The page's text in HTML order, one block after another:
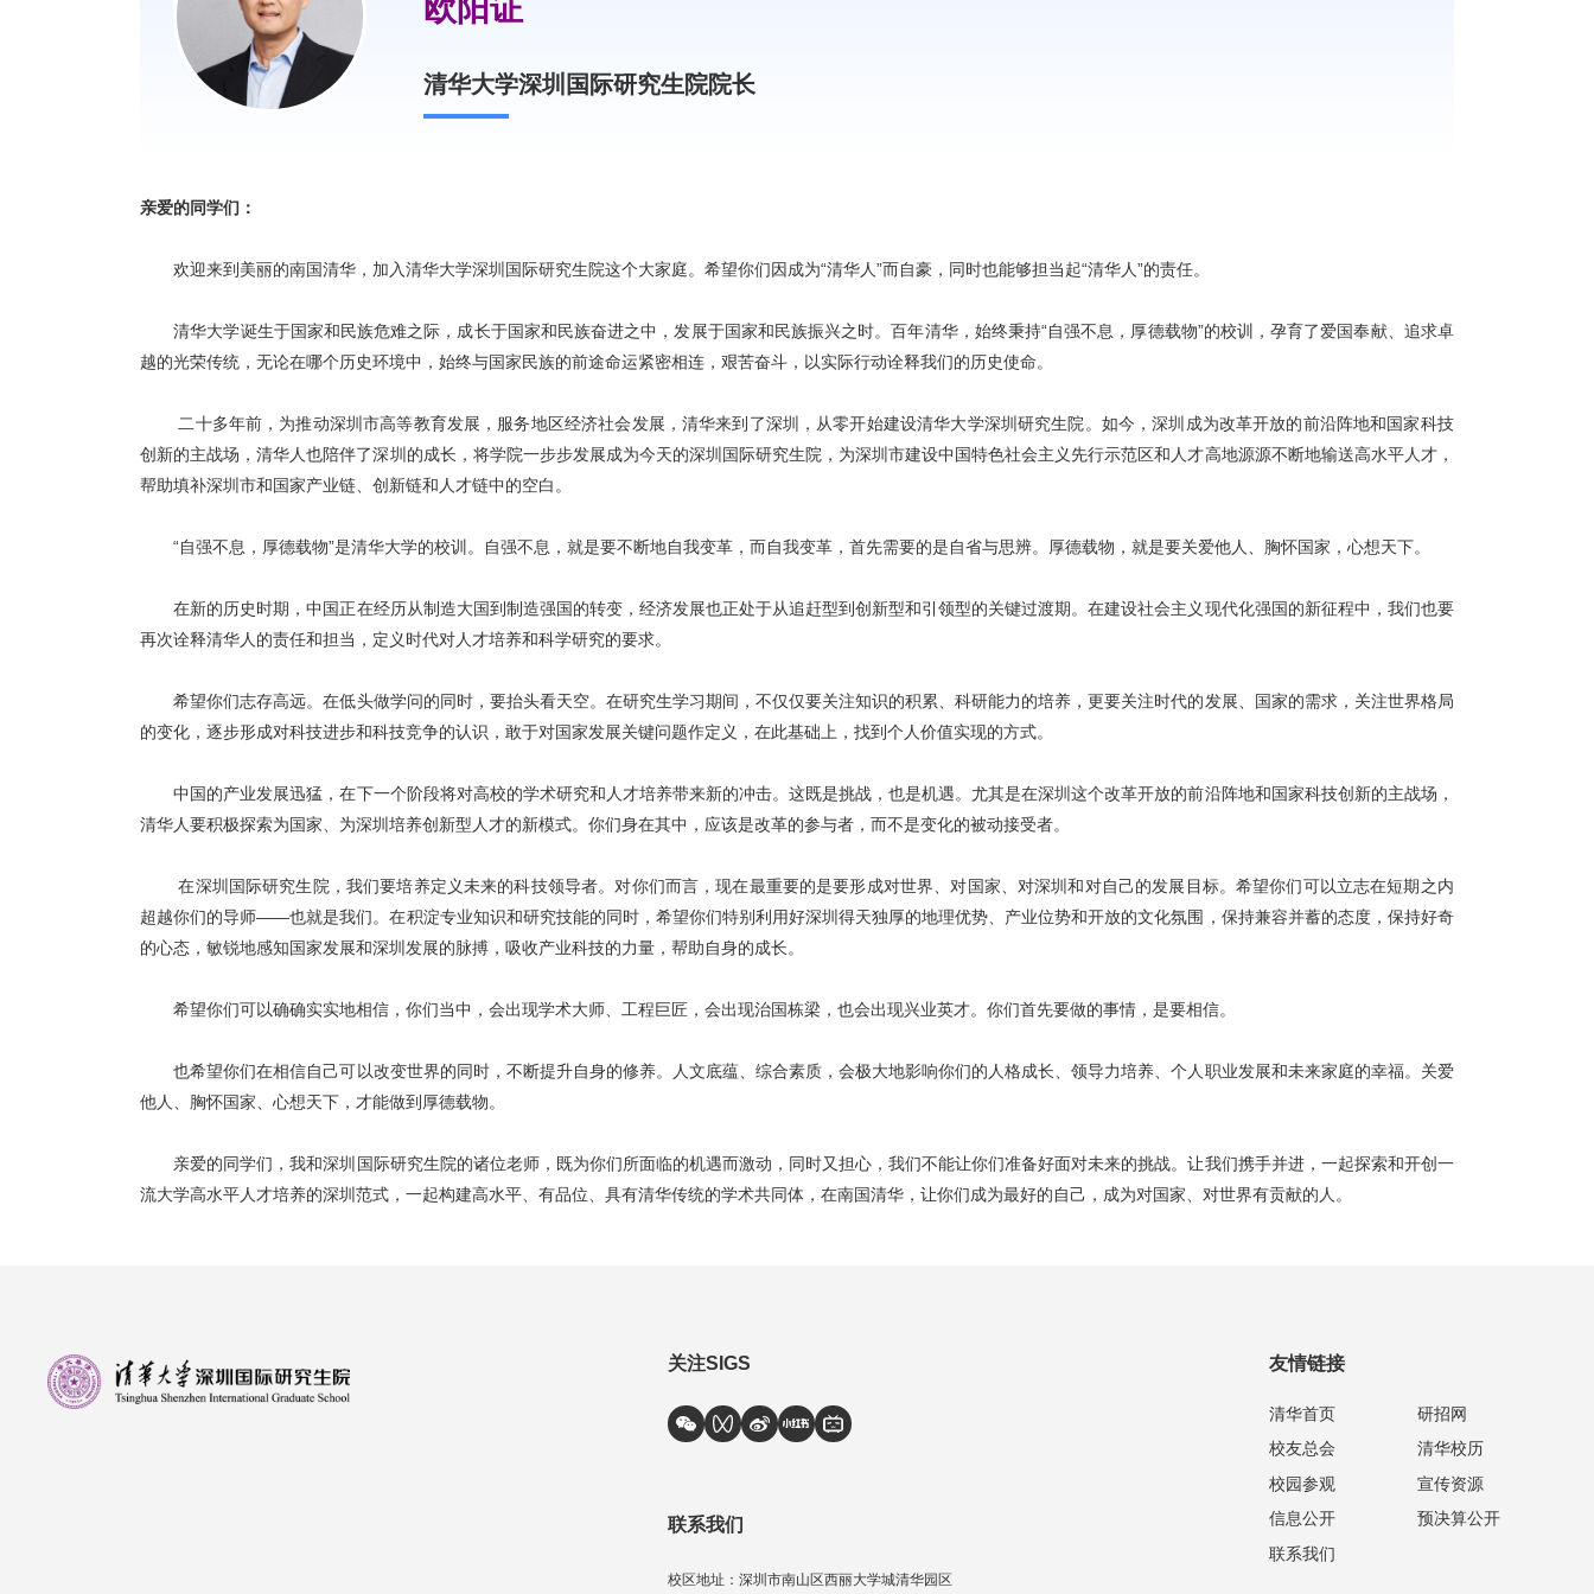
欧阳证
清华大学深圳国际研究生院院长
亲爱的同学们：
欢迎来到美丽的南国清华，加入清华大学深圳国际研究生院这个大家庭。希望你们因成为“清华人”而自豪，同时也能够担当起“清华人”的责任。
清华大学诞生于国家和民族危难之际，成长于国家和民族奋进之中，发展于国家和民族振兴之时。百年清华，始终秉持“自强不息，厚德载物”的校训，孕育了爱国奉献、追求卓
越的光荣传统，无论在哪个历史环境中，始终与国家民族的前途命运紧密相连，艰苦奋斗，以实际行动诠释我们的历史使命。
二十多年前，为推动深圳市高等教育发展，服务地区经济社会发展，清华来到了深圳，从零开始建设清华大学深圳研究生院。如今，深圳成为改革开放的前沿阵地和国家科技
创新的主战场，清华人也陪伴了深圳的成长，将学院一步步发展成为今天的深圳国际研究生院，为深圳市建设中国特色社会主义先行示范区和人才高地源源不断地输送高水平人才，
帮助填补深圳市和国家产业链、创新链和人才链中的空白。
“自强不息，厚德载物”是清华大学的校训。自强不息，就是要不断地自我变革，而自我变革，首先需要的是自省与思辨。厚德载物，就是要关爱他人、胸怀国家，心想天下。
在新的历史时期，中国正在经历从制造大国到制造强国的转变，经济发展也正处于从追赶型到创新型和引领型的关键过渡期。在建设社会主义现代化强国的新征程中，我们也要
再次诠释清华人的责任和担当，定义时代对人才培养和科学研究的要求。
希望你们志存高远。在低头做学问的同时，要抬头看天空。在研究生学习期间，不仅仅要关注知识的积累、科研能力的培养，更要关注时代的发展、国家的需求，关注世界格局
的变化，逐步形成对科技进步和科技竞争的认识，敢于对国家发展关键问题作定义，在此基础上，找到个人价值实现的方式。
中国的产业发展迅猛，在下一个阶段将对高校的学术研究和人才培养带来新的冲击。这既是挑战，也是机遇。尤其是在深圳这个改革开放的前沿阵地和国家科技创新的主战场，
清华人要积极探索为国家、为深圳培养创新型人才的新模式。你们身在其中，应该是改革的参与者，而不是变化的被动接受者。
在深圳国际研究生院，我们要培养定义未来的科技领导者。对你们而言，现在最重要的是要形成对世界、对国家、对深圳和对自己的发展目标。希望你们可以立志在短期之内
超越你们的导师——也就是我们。在积淀专业知识和研究技能的同时，希望你们特别利用好深圳得天独厚的地理优势、产业位势和开放的文化氛围，保持兼容并蓄的态度，保持好奇
的心态，敏锐地感知国家发展和深圳发展的脉搏，吸收产业科技的力量，帮助自身的成长。
希望你们可以确确实实地相信，你们当中，会出现学术大师、工程巨匠，会出现治国栋梁，也会出现兴业英才。你们首先要做的事情，是要相信。
也希望你们在相信自己可以改变世界的同时，不断提升自身的修养。人文底蕴、综合素质，会极大地影响你们的人格成长、领导力培养、个人职业发展和未来家庭的幸福。关爱
他人、胸怀国家、心想天下，才能做到厚德载物。
亲爱的同学们，我和深圳国际研究生院的诸位老师，既为你们所面临的机遇而激动，同时又担心，我们不能让你们准备好面对未来的挑战。让我们携手并进，一起探索和开创一
流大学高水平人才培养的深圳范式，一起构建高水平、有品位、具有清华传统的学术共同体，在南国清华，让你们成为最好的自己，成为对国家、对世界有贡献的人。
关注SIGS
联系我们
校区地址：深圳市南山区西丽大学城清华园区
友情链接
清华首页
研招网
校友总会
清华校历
校园参观
宣传资源
信息公开
预决算公开
联系我们